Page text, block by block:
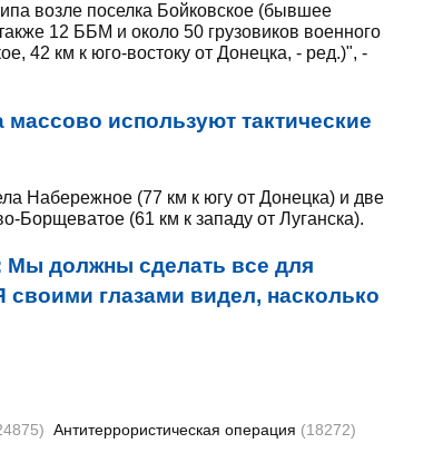
возле поселка Бойковское (бывшее
12 ББМ и около 50 грузовиков военного
42 км к юго-востоку от Донецка, - ред.)", -
используют тактические
Набережное (77 км к югу от Донецка) и две
Борщеватое (61 км к западу от Луганска).
Мы должны сделать все для
глазами видел, насколько
Антитеррористическая операция (18272)